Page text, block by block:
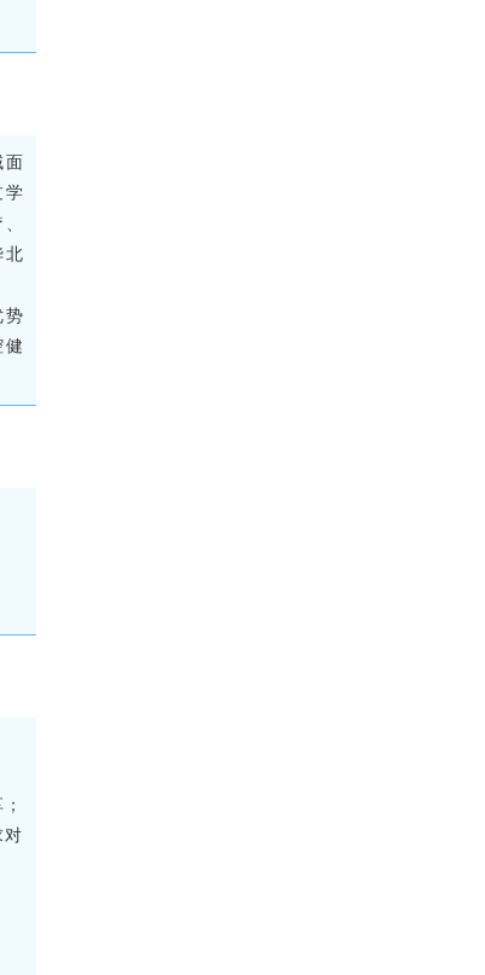
学
北
势
健
对